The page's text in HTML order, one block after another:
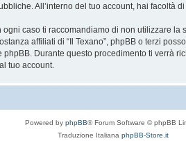
All’interno del tuo account, hai facoltà
caso ti raccomandiamo di non utilizzare
affiliati di “Il Texano”, phpBB o terzi
Durante questo procedimento ti verrà
tuo account.
Powered by phpBB® Forum Software © phpBB
Traduzione Italiana phpBB-Store.it